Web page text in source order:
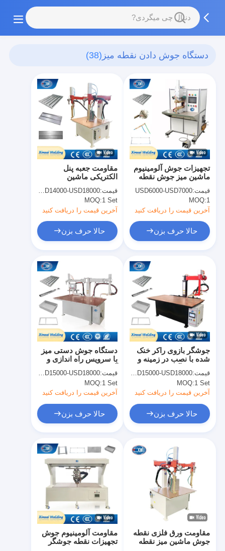
دستگاه جوش دادن نقطه میز (38)
مقاومت جعبه پنل
الکتریکی ماشین
صنعتی برای ورق Ss
قیمت:USD14000-USD18000
MOQ:1 Set
آخرین قیمت را دریافت کنید
حالا حرف بزن
تجهیزات جوش آلومینیوم
ماشین میز جوش نقطه
قیمت:USD6000-USD7000
MOQ:1
آخرین قیمت را دریافت کنید
حالا حرف بزن
دستگاه جوش دستی میز
با سرویس راه اندازی و
قیمت:USD15000-USD18000
MOQ:1 Set
آخرین قیمت را دریافت کنید
حالا حرف بزن
جوشگر بازوی راکر خنک
شده با نصب در زمینه و
قیمت:USD15000-USD18000
MOQ:1 Set
آخرین قیمت را دریافت کنید
حالا حرف بزن
مقاومت آلومینیوم جوش
تجهیزات نقطه جوشگر
مقاومت ورق فلزی نقطه
جوش ماشین میز نقطه